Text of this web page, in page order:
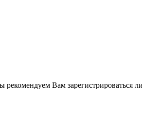
Вам зарегистрироваться